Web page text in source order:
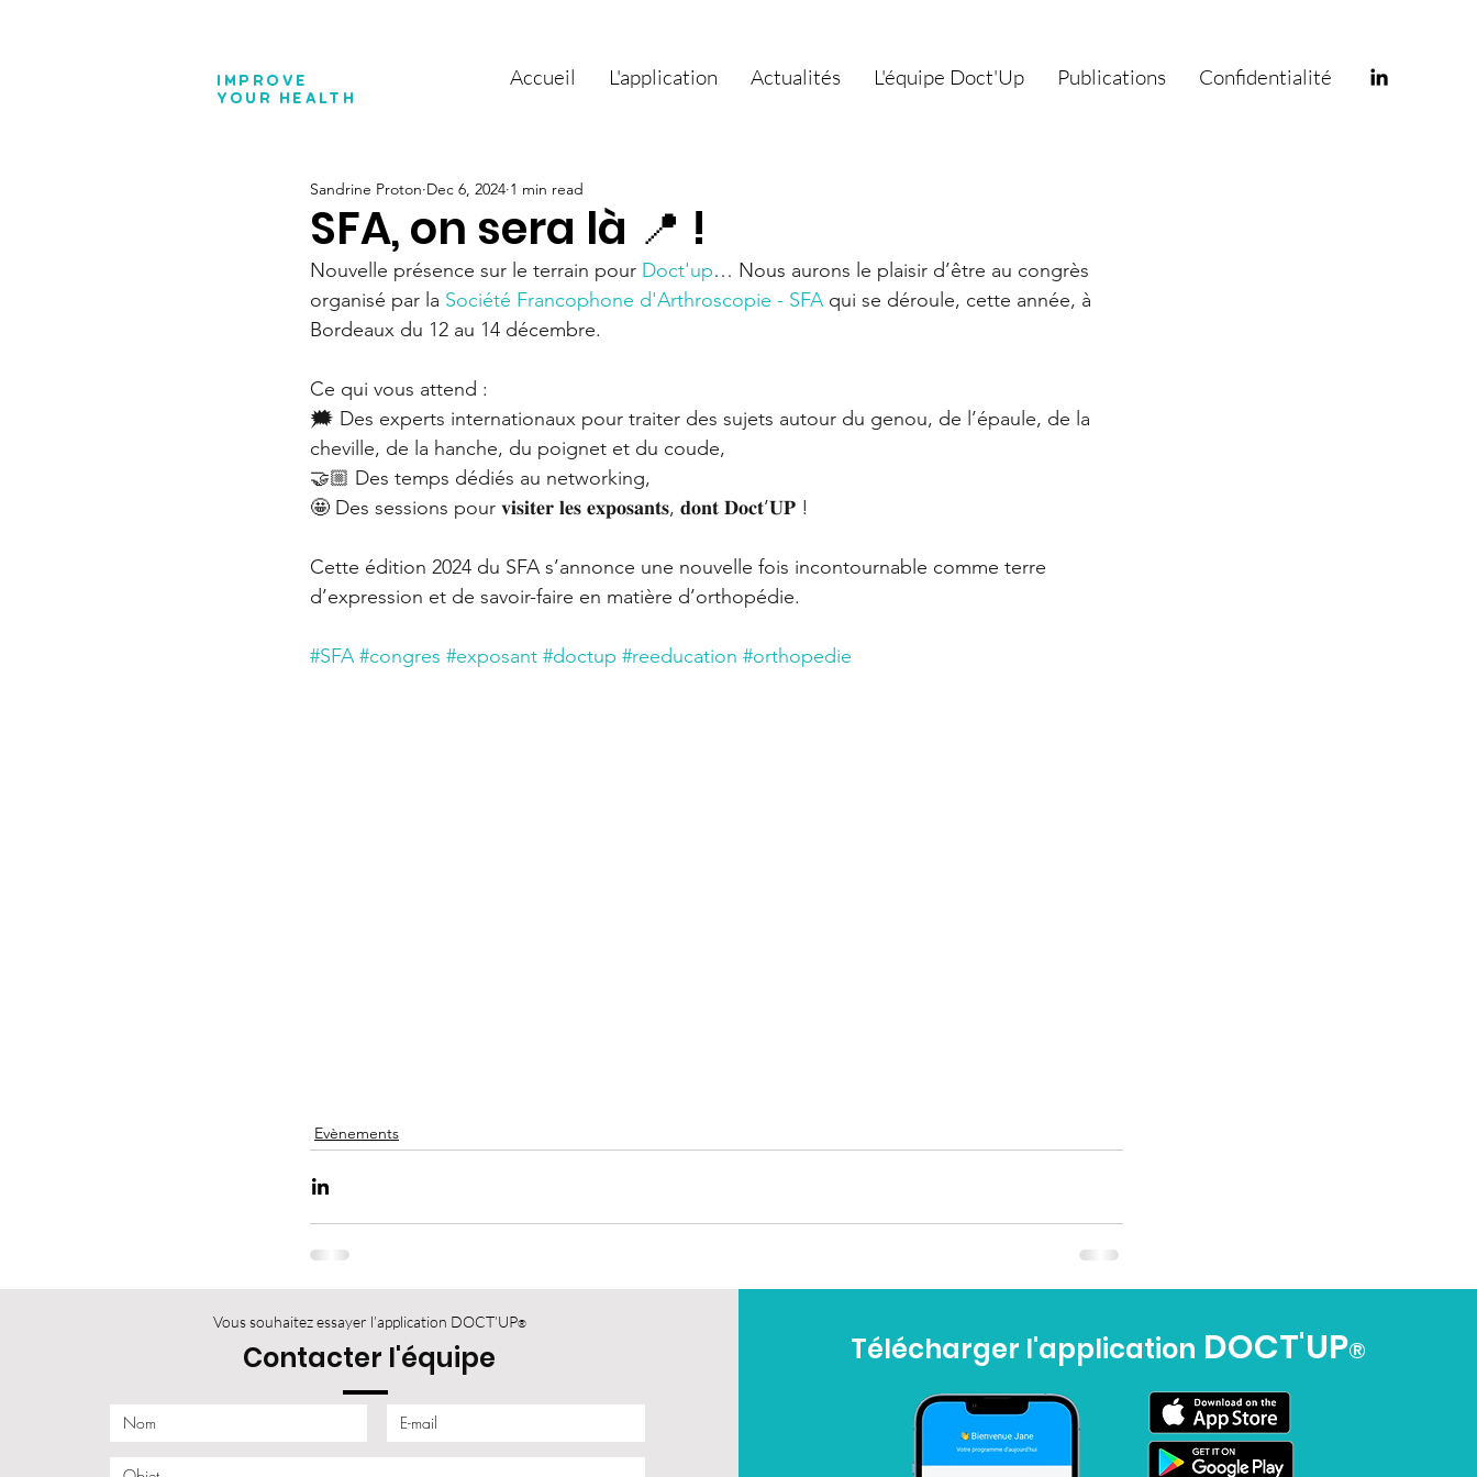
IMPROVE
YOUR HEALTH
Accueil L'application Actualités L'équipe Doct'Up Publications Confidentialité
SFA, on sera là 📍 !
Sandrine Proton Dec 6, 2024 1 min read
Nouvelle présence sur le terrain pour Doct'up… Nous aurons le plaisir d’être au congrès
organisé par la Société Francophone d'Arthroscopie - SFA qui se déroule, cette année, à
Bordeaux du 12 au 14 décembre.
Ce qui vous attend :
🗯️ Des experts internationaux pour traiter des sujets autour du genou, de l’épaule, de la
cheville, de la hanche, du poignet et du coude,
🤝🏼 Des temps dédiés au networking,
🤩 Des sessions pour 𝐯𝐢𝐬𝐢𝐭𝐞𝐫 𝐥𝐞𝐬 𝐞𝐱𝐩𝐨𝐬𝐚𝐧𝐭𝐬, 𝐝𝐨𝐧𝐭 𝐃𝐨𝐜𝐭’𝐔𝐏 !
Cette édition 2024 du SFA s’annonce une nouvelle fois incontournable comme terre
d’expression et de savoir-faire en matière d’orthopédie.
#SFA #congres #exposant #doctup #reeducation #orthopedie
Evènements
Vous souhaitez essayer l’application DOCT’UP®
Contacter l'équipe Télécharger l'application DOCT'UP®